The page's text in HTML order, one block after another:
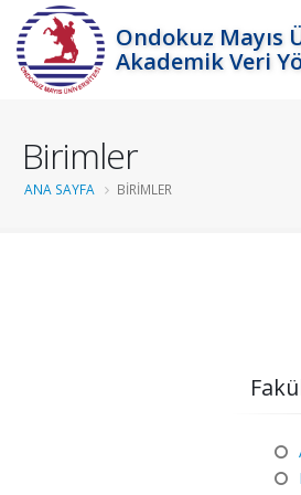
Ondokuz Mayıs
Akademik Veri
Birimler
ANA SAYFA BIRIMLER